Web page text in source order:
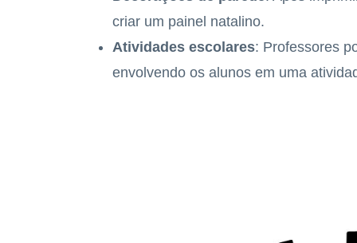
criar um painel natalino.
Atividades escolares: Professores
envolvendo os alunos em uma